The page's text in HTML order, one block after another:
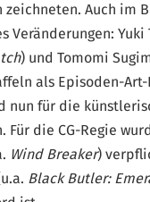
Auch im
Veränderungen: Yuki
) und Tomomi
als Episoden-
nun für die
Für die CG-Regie
Wind Breaker)
Black Butler: